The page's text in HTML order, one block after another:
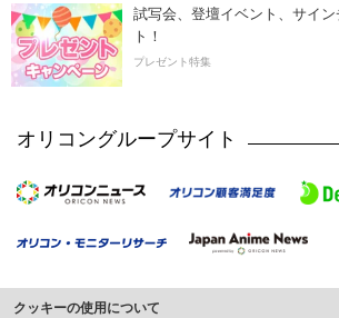
試写会、登壇イベント、サイ
ト！
プレゼント特集
オリコングループサイト
クッキーの使用について